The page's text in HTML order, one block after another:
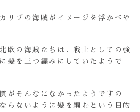
リブの海賊がイメージを浮かべや
欧の海賊たちは、戦士としての強
髪を三つ編みにしていたようで
がそんなになかったようですの
らないように髪を編むという目的